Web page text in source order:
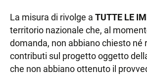
La misura di rivolge a TUTTE LE
territorio nazionale che, al
domanda, non abbiano chiesto né
contributi sul progetto oggetto
che non abbiano ottenuto il